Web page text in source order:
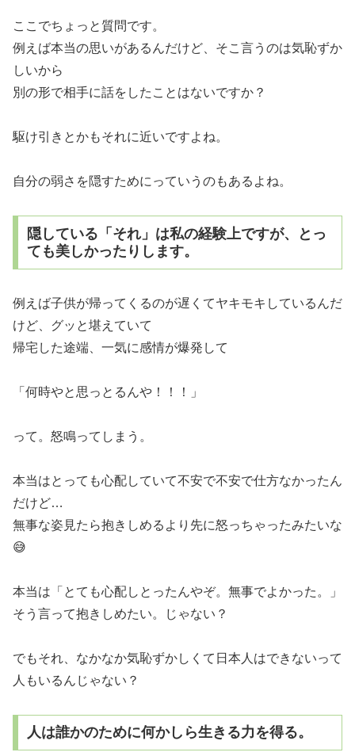
ここでちょっと質問です。
例えば本当の思いがあるんだけど、そこ言うのは気恥ずか
しいから
別の形で相手に話をしたことはないですか？
駆け引きとかもそれに近いですよね。
自分の弱さを隠すためにっていうのもあるよね。
隠している「それ」は私の経験上ですが、とっ
ても美しかったりします。
例えば子供が帰ってくるのが遅くてヤキモキしているんだ
けど、グッと堪えていて
帰宅した途端、一気に感情が爆発して
「何時やと思っとるんや！！！」
って。怒鳴ってしまう。
本当はとっても心配していて不安で不安で仕方なかったん
だけど…
無事な姿見たら抱きしめるより先に怒っちゃったみたいな
😅
本当は「とても心配しとったんやぞ。無事でよかった。」
そう言って抱きしめたい。じゃない？
でもそれ、なかなか気恥ずかしくて日本人はできないって
人もいるんじゃない？
人は誰かのために何かしら生きる力を得る。